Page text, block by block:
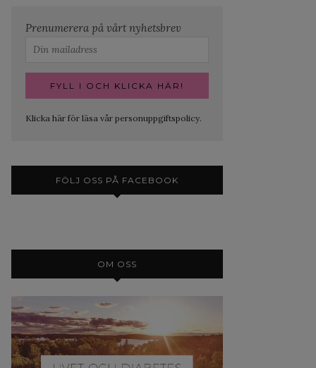
Prenumerera på vårt nyhetsbrev
Klicka här för läsa vår personuppgiftspolicy.
FÖLJ OSS PÅ FACEBOOK
OM OSS